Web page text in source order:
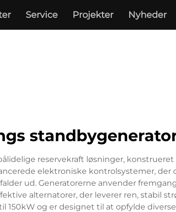
Service Projekter Nyheder
reservekraft løsninger,
elektroniske kontrolsystemer,
ud. Generatorerne anvender
alternatorer, der leverer ren, stabil
150kW og er designet til at opfylde